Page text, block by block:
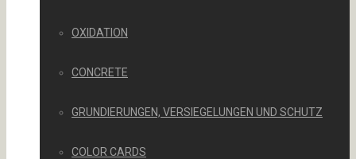
OXIDATION
CONCRETE
GRUNDIERUNGEN, VERSIEGELUNGEN UND SCHUTZ
COLOR CARDS